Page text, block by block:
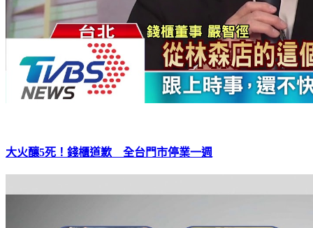
大火釀5死！錢櫃道歉 全台門市停業一週